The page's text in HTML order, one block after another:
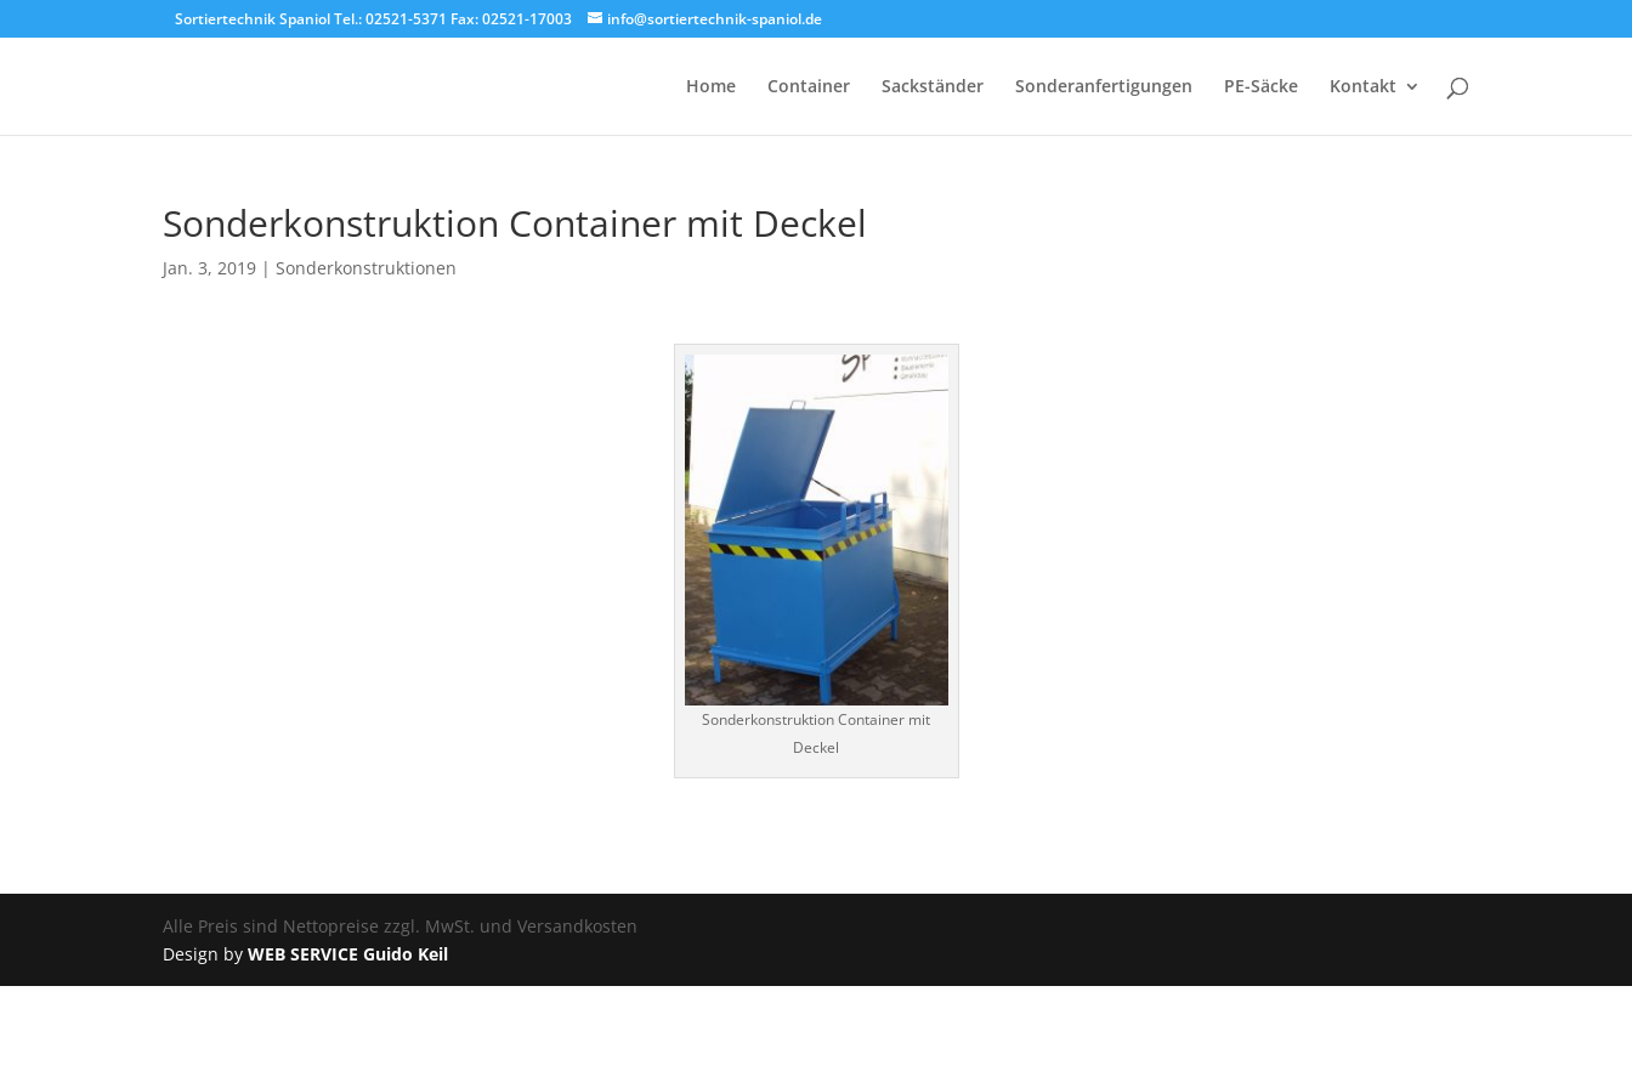
Sortiertechnik Spaniol Tel.: 02521-5371 Fax: 02521-17003 info@sortiertechnik-spaniol.de
Home Container Sackständer Sonderanfertigungen PE-Säcke Kontakt
Sonderkonstruktion Container mit Deckel
Jan. 3, 2019 |Sonderkonstruktionen
Sonderkonstruktion Container mit
Deckel
Alle Preis sind Nettopreise zzgl. MwSt. und Versandkosten
Design byWEB SERVICE Guido Keil